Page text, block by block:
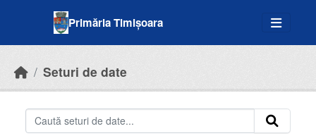
Primăria Timișoara
Seturi de date